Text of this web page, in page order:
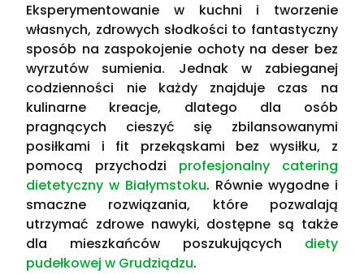
Eksperymentowanie w kuchni i tworzenie
własnych, zdrowych słodkości to fantastyczny
sposób na zaspokojenie ochoty na deser bez
wyrzutów sumienia. Jednak w zabieganej
codzienności nie każdy znajduje czas na
kulinarne kreacje, dlatego dla osób
pragnących cieszyć się zbilansowanymi
posiłkami i fit przekąskami bez wysiłku, z
pomocą przychodzi profesjonalny catering
dietetyczny w Białymstoku. Równie wygodne i
smaczne rozwiązania, które pozwalają
utrzymać zdrowe nawyki, dostępne są także
dla mieszkańców poszukujących diety
pudełkowej w Grudziądzu.